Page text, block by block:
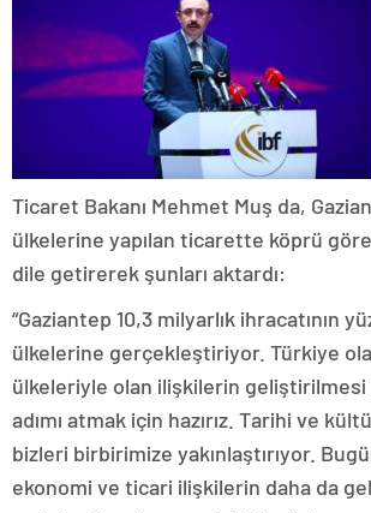
Ticaret Bakanı Mehmet Muş da,
ülkelerine yapılan ticarette köprü
dile getirerek şunları aktardı:
“Gaziantep 10,3 milyarlık ihracatının
ülkelerine gerçekleştiriyor. Türkiye
ülkeleriyle olan ilişkilerin
adımı atmak için hazırız. Tarihi ve
bizleri birbirimize yakınlaştırıyor.
ekonomi ve ticari ilişkilerin daha da